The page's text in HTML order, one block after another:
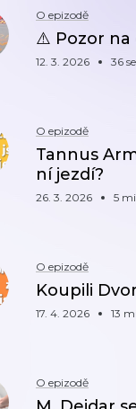
O epizodě
⚠️ Pozor na
12. 3. 2026 36
O epizodě
Tannus
ní jezdí?
26. 3. 2026 5
O epizodě
Koupili
17. 4. 2026 13
O epizodě